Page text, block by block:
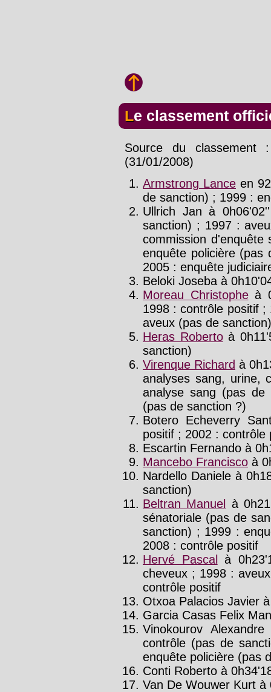
Le classement
Source du classement :
(31/01/2008)
Armstrong Lance en
de sanction) ; 1999 :
Ullrich Jan à
sanction) ; 1997 :
commission
enquête policière
2005 : enquête
Beloki Joseba à
Moreau Christopheà
1998 : contrôle positif
aveux (pas de
Heras Robertoà
sanction)
Virenque Richard à
analyses sang, urine,
analyse sang (pas
(pas de sanction ?)
Botero Echeverry
positif ; 2002 : contrôle
Escartin Fernando à
Mancebo Francisco à
Nardello Daniele à
sanction)
Beltran Manuel
à
sénatoriale (pas de
sanction) ; 1999 :
2008 : contrôle positif
Hervé Pascal
à
cheveux ; 1998 :
contrôle positif
Otxoa Palacios Javier
Garcia Casas Felix
Vinokourov
contrôle (pas de
enquête policière (pas
Conti Roberto à
Van De Wouwer Kurt à